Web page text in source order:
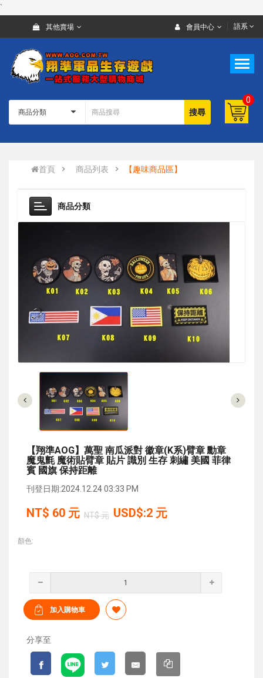
`
其他賣場 會員中心 語系
搜尋
0
首頁 商品列表 【趣味商品區】
商品分類
【翔準AOG】萬聖 南瓜派對 徽章(K系)臂章 勳章
魔鬼氈 魔術貼臂章 貼片 識別 生存 刺繡 美國 菲律
賓 國旗 保持距離
刊登日期:2024.12.24 03:33 PM
NT$ 60 元 NT$ 元 USD$:2 元
顏色:
分享至